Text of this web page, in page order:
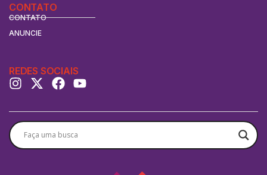
CONTATO
CONTATO
ANUNCIE
REDES SOCIAIS